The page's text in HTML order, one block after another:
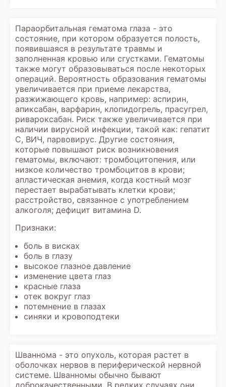
Параорбитальная гематома глаза - это
состояние, при котором образуется полость,
появившаяся в результате травмы и
заполненная кровью или сгустками. Гематомы
также могут образовываться после некоторых
операций. Вероятность образования гематомы
увеличивается при приеме лекарства,
разжижающего кровь, например: аспирин,
апиксабан, варфарин, клопидогрель, прасугрел,
ривароксабан. Риск также увеличивается при
наличии вирусной инфекции, такой как: гепатит
С, ВИЧ, парвовирус. Другие состояния,
которые повышают риск возникновения
гематомы, включают: тромбоцитопения, или
низкое количество тромбоцитов в крови;
апластическая анемия, когда костный мозг
перестает вырабатывать клетки крови;
расстройство, связанное с употреблением
алкоголя; дефицит витамина D.
Признаки:
боль в висках
боль в глазу
высокое глазное давление
изменение цвета глаз
красные глаза
отек вокруг глаз
потемнение в глазах
синяки и кровоподтеки
Шваннома - это опухоль, которая растет в
оболочках нервов в периферической нервной
системе. Шванномы обычно бывают
доброкачественными. В редких случаях они